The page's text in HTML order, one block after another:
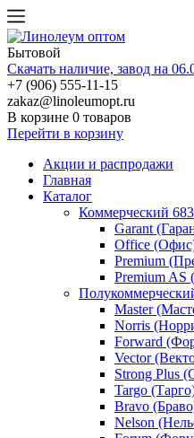
Бытовой
Скачать наличие, завод на
+7 (906) 555-11-15
zakaz@linoleumopt.ru
В корзине 0 товаров
Перейти в корзину
Акции и распродажи
Главная
Каталог
Коммерческий
Garant
Office
Premium
Premium AS
Master
Norris
Forward
Vector
Strong Plus
Targo
Bravo
Nelson